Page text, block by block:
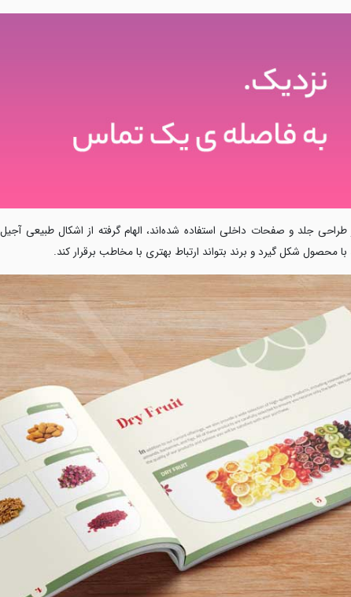
جلد و صفحات داخلی استفاده شده‌اند، الهام‌ گرفته از اشکال طبیعی
با محصول شکل گیرد و برند بتواند ارتباط بهتری با مخاطب برقرار کند.